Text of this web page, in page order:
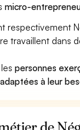
micro-
respectivement
travaillent dans
lespersonnes
à leur